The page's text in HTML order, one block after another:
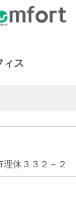
ィス
休３３２－２